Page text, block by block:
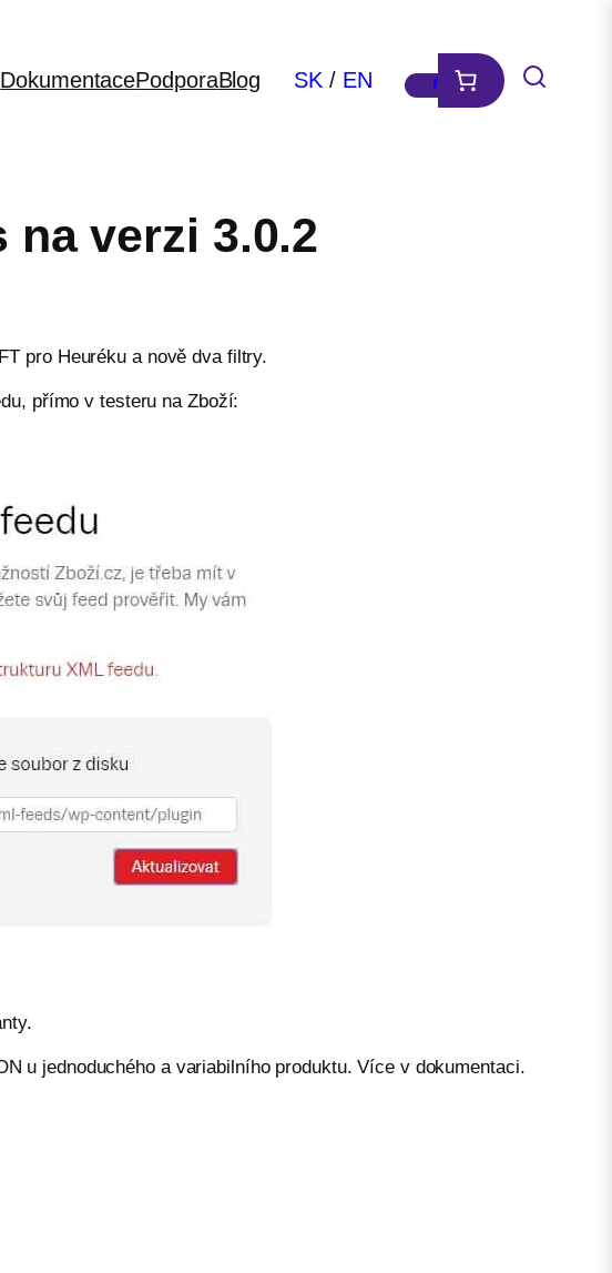
DokumentacePodporaBlog SK / EN
na verzi 3.0.2
pro Heuréku a nově dva filtry.
přímo v testeru na Zboží:
u jednoduchého a variabilního produktu. Více v dokumentaci.